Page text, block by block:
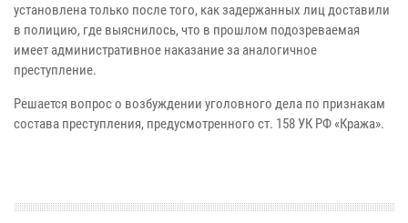
установлена только после того, как задержанных лиц доставили
в полицию, где выяснилось, что в прошлом подозреваемая
имеет административное наказание за аналогичное
преступление.
Решается вопрос о возбуждении уголовного дела по признакам
состава преступления, предусмотренного ст. 158 УК РФ «Кража».